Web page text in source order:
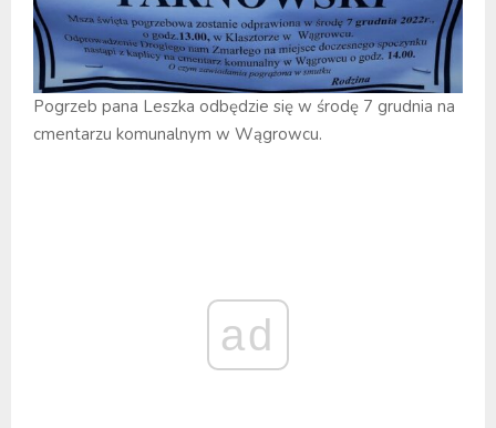
Pogrzeb pana Leszka odbędzie się w środę 7 grudnia na
cmentarzu komunalnym w Wągrowcu.
ad